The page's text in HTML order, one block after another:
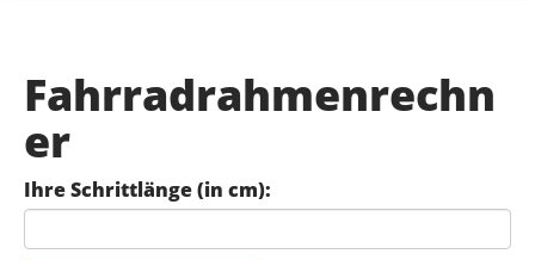
Fahrradrahmenrechn
er
Ihre Schrittlänge (in cm):